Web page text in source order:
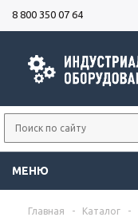
8 800 350 07 64
МЕНЮ
Главная - Каталог -